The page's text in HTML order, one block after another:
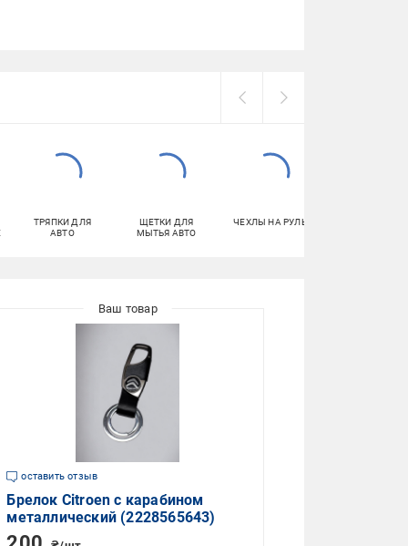
ТРЯПКИ ДЛЯ
АВТО
ЩЕТКИ ДЛЯ
МЫТЬЯ АВТО
ЧЕХЛЫ НА РУЛЬ
оставить отзыв
Брелок Citroen с карабином
металлический (2228565643)